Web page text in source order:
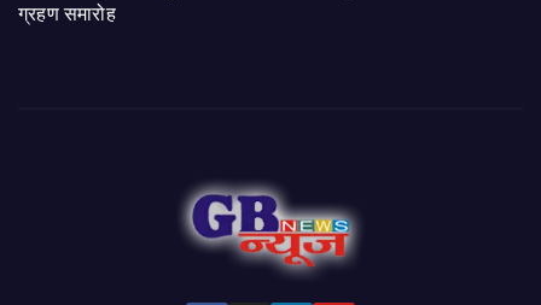
ग्रहण समारोह